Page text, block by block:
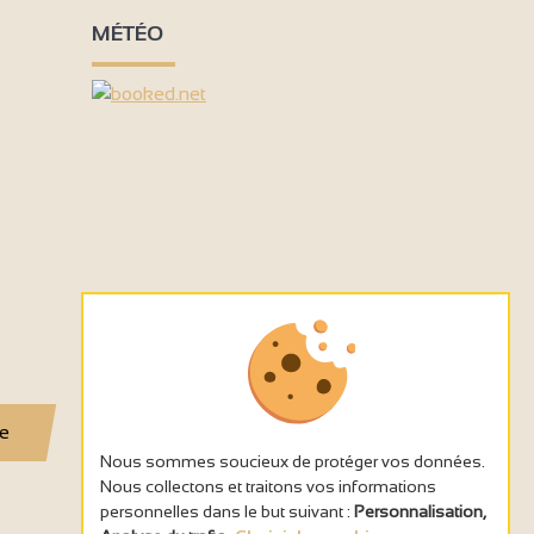
MÉTÉO
Nous sommes soucieux de protéger vos données.
Nous collectons et traitons vos informations
personnelles dans le but suivant : Personnalisation,